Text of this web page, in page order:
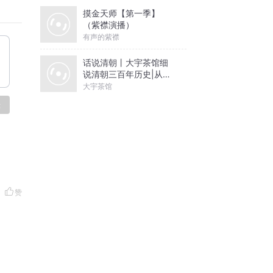
赞
摸金天师【第一季】
（紫襟演播）
有声的紫襟
话说清朝丨大宇茶馆细
说清朝三百年历史|从努
尔哈赤到末代皇帝溥仪|
大宇茶馆